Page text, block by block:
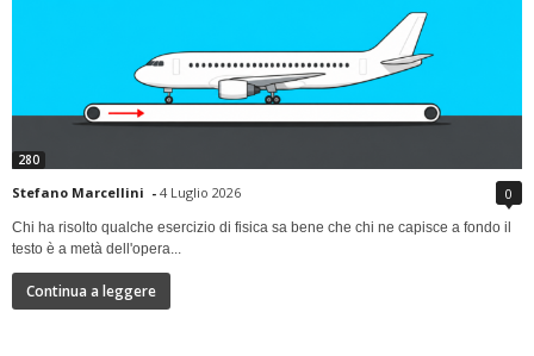
280
Stefano Marcellini - 4 Luglio 2026 0
Chi ha risolto qualche esercizio di fisica sa bene che chi ne capisce a fondo il
testo è a metà dell'opera...
Continua a leggere